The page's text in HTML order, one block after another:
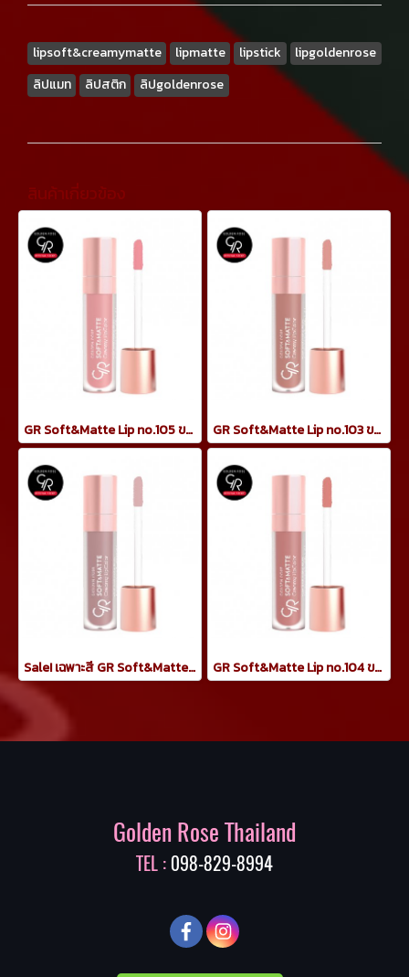
lipsoft&creamymatte lipmatte lipstick
lipgoldenrose
ลิปแมท
ลิปสติก ลิปgoldenrose
สินค้าเกี่ยวข้อง
GR Soft&Matte Lip no.105 ขนาด 5.5ml GR Soft&Matte Lip no.103 ขนาด 5.5ml
Sale! เฉพาะสี GR Soft&Matte Lip no.101 ขนาด 5.5ml GR Soft&Matte Lip no.104 ขนาด 5.5ml
Golden Rose Thailand
TEL : 098-829-8994